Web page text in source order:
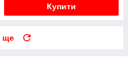
Купити
ще